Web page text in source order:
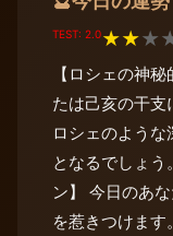
TEST: 2.0★★★
【ロシェの神
たは己亥の干支
ロシェのよう
となるでしょう
ン】 今日のあ
を惹きつけま